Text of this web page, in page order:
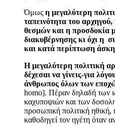
Όμως η μεγαλύτερη
ταπεινότητα του
θεσμών και η προσδοκία
διακυβέρνησης κι όχι η
και κατά περίπτωση
Η μεγαλύτερη πολιτική
δέχεσαι να γίνεις-για
άνθρωπος όλων των
homo]. Πέραν δηλαδή των
καχυποψιών και των
προσωπική πολιτική ηθική,
καθοδηγεί τον ηγέτη όταν